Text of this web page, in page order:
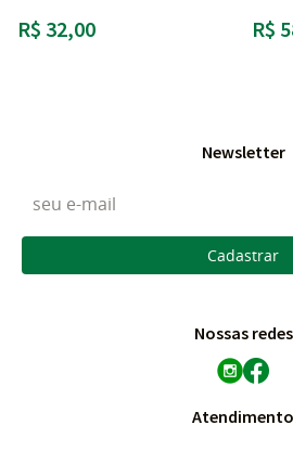
R$ 32,00 R$
Newsletter
Cadastrar
Nossas redes
Atendimento